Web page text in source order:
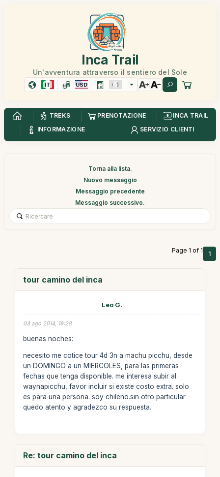
Inca Trail
Un'avventura attraverso il sentiero del Sole
IT USD
TREKS PRENOTAZIONE
INCA TRAIL
INFORMAZIONE
SERVIZIO CLIENTI
Torna alla lista.
Nuovo messaggio
Messaggio precedente
Messaggio successivo.
Page 1 of 1 1
tour camino del inca
Leo G.
03 ago 2014, 19:28
buenas noches:
necesito me cotice tour 4d 3n a machu picchu, desde
un DOMINGO a un MIERCOLES, para las primeras
fechas que tenga disponible. me interesa subir al
waynapicchu, favor incluir si existe costo extra. solo
es para una persona. soy chileno.sin otro particular
quedo atento y agradezco su respuesta.
Re: tour camino del inca